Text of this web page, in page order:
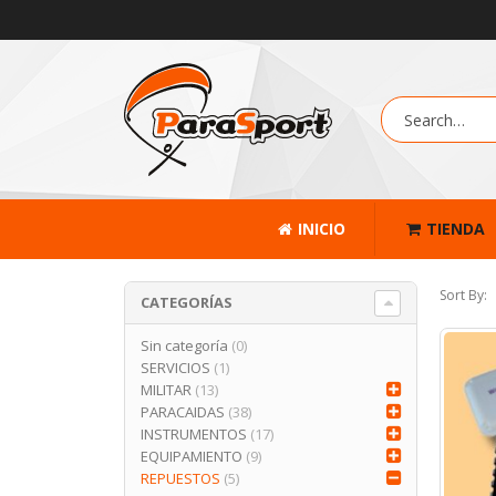
INICIO TIENDA
Sort By:
CATEGORÍAS
Sin categoría (0)
SERVICIOS (1)
MILITAR (13)
PARACAIDAS (38)
INSTRUMENTOS (17)
EQUIPAMIENTO (9)
REPUESTOS (5)